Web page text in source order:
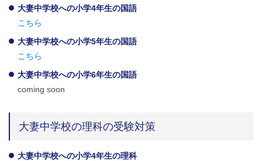
大妻中学校への小学4年生の国語
こちら
大妻中学校への小学5年生の国語
こちら
大妻中学校への小学6年生の国語
coming soon
大妻中学校の理科の受験対策
大妻中学校への小学4年生の理科